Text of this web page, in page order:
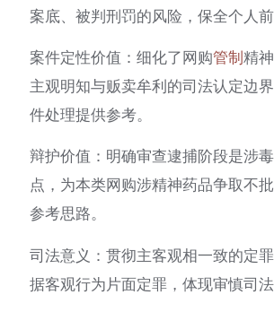
案底、被判刑罚的风险，保全个人前
案件定性价值：细化了网购管制精
主观明知与贩卖牟利的司法认定边
件处理提供参考。
辩护价值：明确审查逮捕阶段是涉
点，为本类网购涉精神药品争取不
参考思路。
司法意义：贯彻主客观相一致的定
据客观行为片面定罪，体现审慎司法